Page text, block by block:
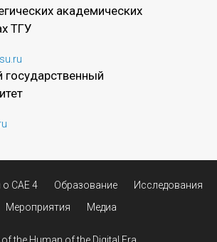
академических
ТГУ
государственный
САЕ 4 Образование
Исследования
Мероприятия
Медиа